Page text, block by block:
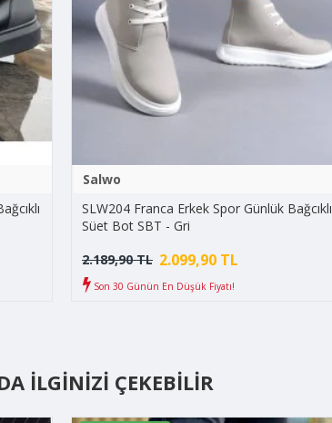
Salwo
SLW204 Franca Erkek Spor Günlük Bağcıklı
Süet Bot SBT - Gri
2.099,90 TL
2.189,90 TL
Son 30 Günün En Düşük Fiyatı!
İLGINIZI ÇEKEBILIR